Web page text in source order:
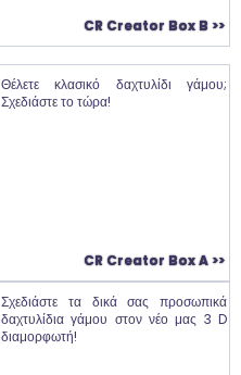
CR Creator Box B >>
Θέλετε κλασικό δαχτυλίδι γάμου;
Σχεδιάστε το τώρα!
CR Creator Box A >>
Σχεδιάστε τα δικά σας προσωπικά
δαχτυλίδια γάμου στον νέο μας 3 D
διαμορφωτή!